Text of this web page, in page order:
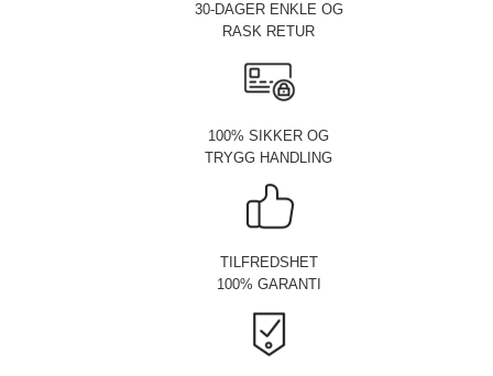
30-DAGER ENKLE OG
RASK RETUR
100% SIKKER OG
TRYGG HANDLING
TILFREDSHET
100% GARANTI